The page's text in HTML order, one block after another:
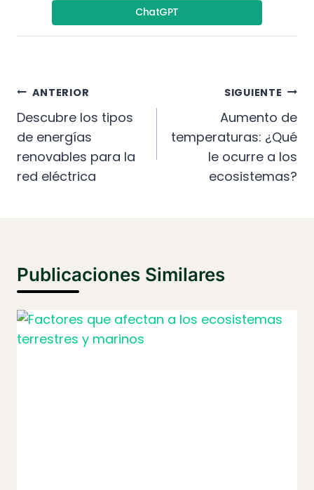
ChatGPT
Navegación
De
Entradas
ANTERIOR
Descubre los tipos
de energías
renovables para la
red eléctrica
SIGUIENTE
Aumento de
temperaturas: ¿Qué
le ocurre a los
ecosistemas?
Publicaciones Similares